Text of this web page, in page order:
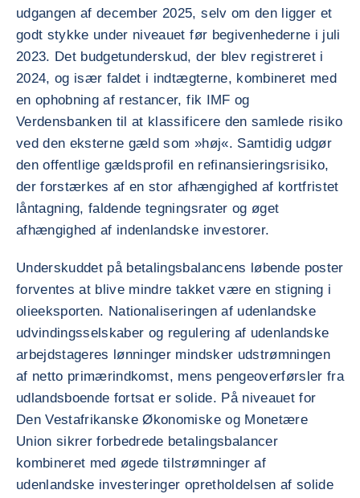
udgangen af december 2025, selv om den ligger et
godt stykke under niveauet før begivenhederne i juli
2023. Det budgetunderskud, der blev registreret i
2024, og især faldet i indtægterne, kombineret med
en ophobning af restancer, fik IMF og
Verdensbanken til at klassificere den samlede risiko
ved den eksterne gæld som »høj«. Samtidig udgør
den offentlige gældsprofil en refinansieringsrisiko,
der forstærkes af en stor afhængighed af kortfristet
låntagning, faldende tegningsrater og øget
afhængighed af indenlandske investorer.
Underskuddet på betalingsbalancens løbende poster
forventes at blive mindre takket være en stigning i
olieeksporten. Nationaliseringen af udenlandske
udvindingsselskaber og regulering af udenlandske
arbejdstageres lønninger mindsker udstrømningen
af netto primærindkomst, mens pengeoverførsler fra
udlandsboende fortsat er solide. På niveauet for
Den Vestafrikanske Økonomiske og Monetære
Union sikrer forbedrede betalingsbalancer
kombineret med øgede tilstrømninger af
udenlandske investeringer opretholdelsen af solide